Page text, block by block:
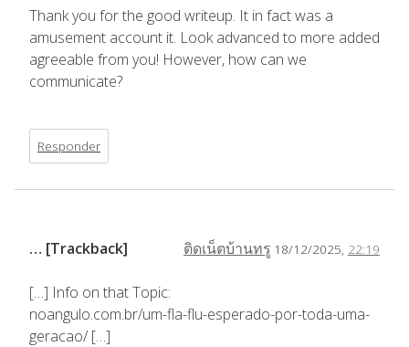
Thank you for the good writeup. It in fact was a
amusement account it. Look advanced to more added
agreeable from you! However, how can we
communicate?
Responder
ติดเน็ตบ้านทรู 18/12/2025, 22:19
… [Trackback]
[…] Info on that Topic:
noangulo.com.br/um-fla-flu-esperado-por-toda-uma-
geracao/ […]